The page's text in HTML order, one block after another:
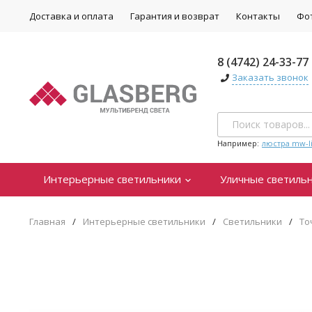
Доставка и оплата Гарантия и возврат Контакты
8 (4742) 24-33-77
Заказать звонок
Например: люстра mw-
Интерьерные светильники Уличные
Главная / Интерьерные светильники / Светильники /